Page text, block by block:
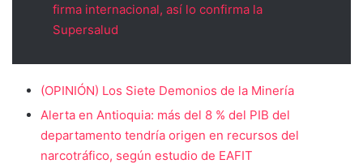
firma internacional, así lo confirma la
Supersalud
(OPINIÓN) Los Siete Demonios de la Minería
Alerta en Antioquia: más del 8 % del PIB del
departamento tendría origen en recursos del
narcotráfico, según estudio de EAFIT